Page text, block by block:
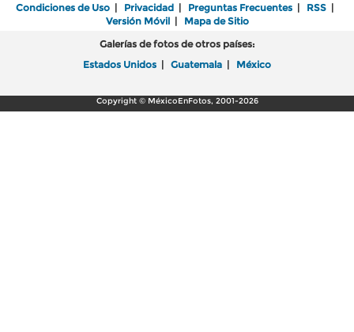
Condiciones de Uso | Privacidad | Preguntas Frecuentes | RSS |
Versión Móvil| Mapa de Sitio
Galerías de fotos de otros países:
Estados Unidos | Guatemala | México
Copyright © MéxicoEnFotos, 2001-2026